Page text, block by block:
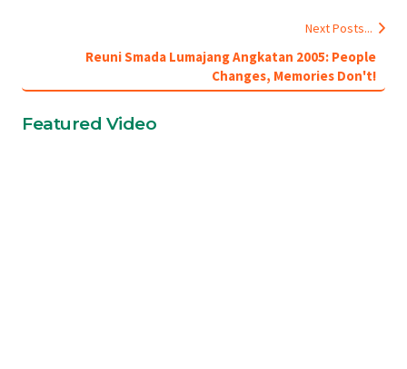
Next Posts...
Reuni Smada Lumajang Angkatan 2005: People
Changes, Memories Don't!
Featured Video